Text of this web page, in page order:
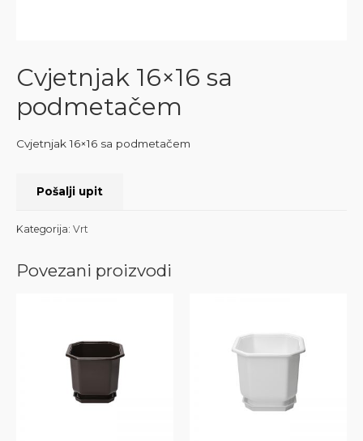
Cvjetnjak 16×16 sa
podmetačem
Cvjetnjak 16×16 sa podmetačem
Pošalji upit
Kategorija: Vrt
Povezani proizvodi